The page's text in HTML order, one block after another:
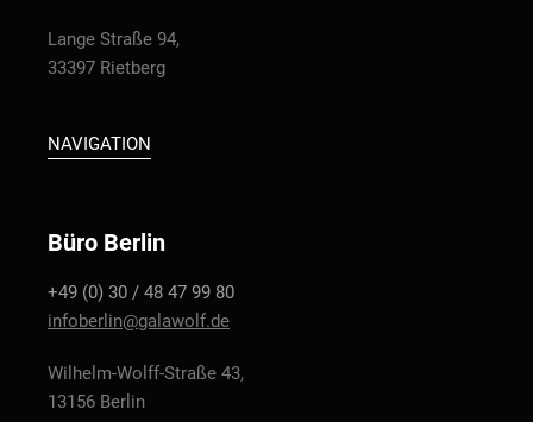
Lange Straße 94,
33397 Rietberg
NAVIGATION
Büro Berlin
+49 (0) 30 / 48 47 99 80
infoberlin@galawolf.de
Wilhelm-Wolff-Straße 43,
13156 Berlin